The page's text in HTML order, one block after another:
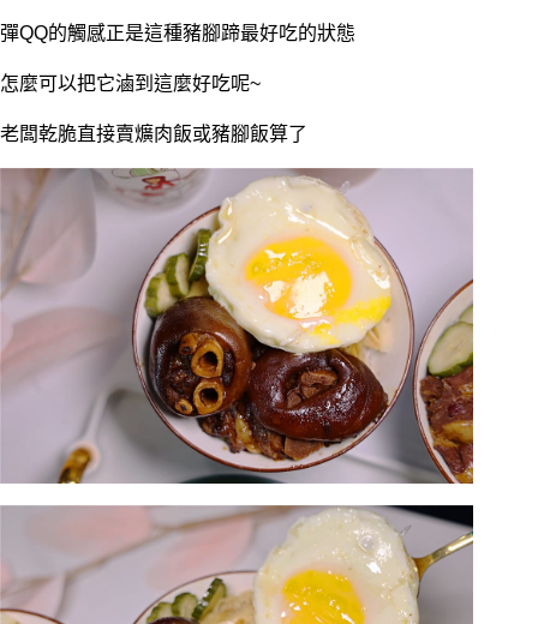
彈QQ的觸感正是這種豬腳蹄最好吃的狀態
怎麼可以把它滷到這麼好吃呢~
老闆乾脆直接賣爌肉飯或豬腳飯算了